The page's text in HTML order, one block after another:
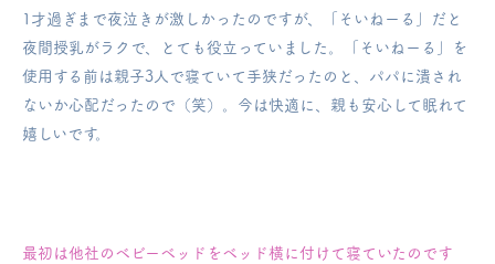
1才過ぎまで夜泣きが激しかったのですが、「そいねーる」だと
夜間授乳がラクで、とても役立っていました。
「そいねーる」を
使用する前は親子3人で寝ていて手狭だったのと、パパに潰され
ないか心配だったので（笑）。今は快適に、親も安心して眠れて
嬉しいです。
最初は他社のベビーベッドをベッド横に付けて寝ていたのです